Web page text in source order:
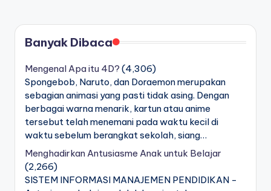
pos
Banyak Dibaca
Mengenal Apa itu 4D? (4,306)
Spongebob, Naruto, dan Doraemon merupakan
sebagian animasi yang pasti tidak asing. Dengan
berbagai warna menarik, kartun atau anime
tersebut telah menemani pada waktu kecil di
waktu sebelum berangkat sekolah, siang…
Menghadirkan Antusiasme Anak untuk Belajar
(2,266)
SISTEM INFORMASI MANAJEMEN PENDIDIKAN -